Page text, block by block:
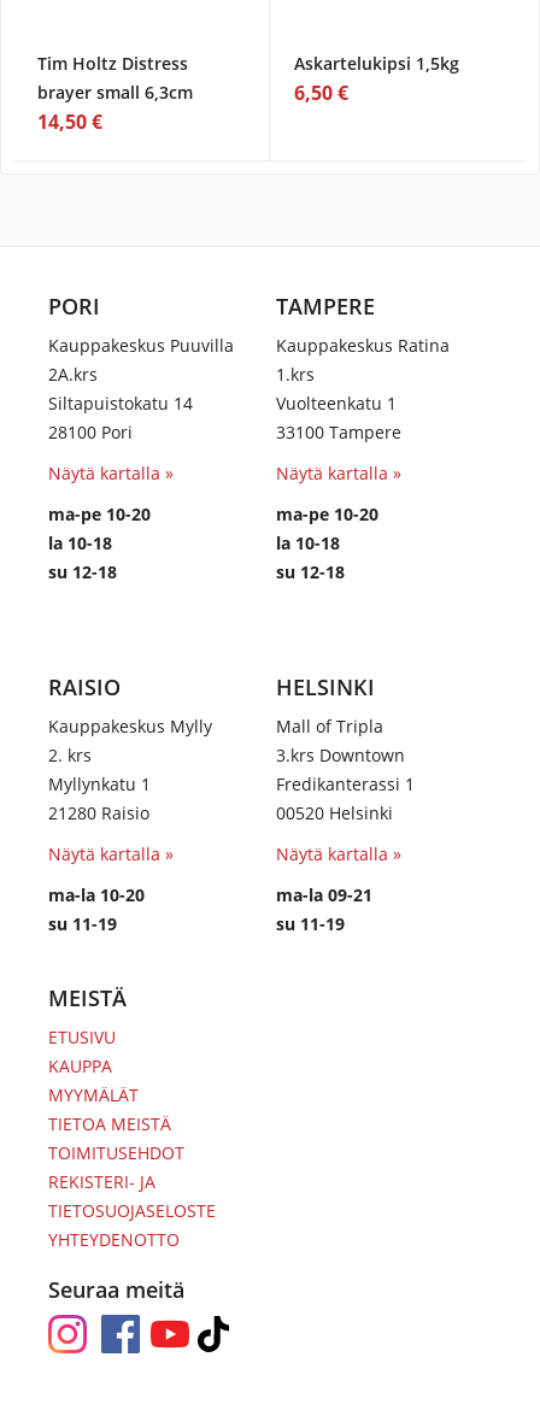
Tim Holtz Distress
brayer small 6,3cm
14,50 €
Askartelukipsi 1,5kg
6,50 €
PORI
Kauppakeskus Puuvilla
2A.krs
Siltapuistokatu 14
28100 Pori
Näytä kartalla »
ma-pe 10-20
la 10-18
su 12-18
TAMPERE
Kauppakeskus Ratina
1.krs
Vuolteenkatu 1
33100 Tampere
Näytä kartalla »
ma-pe 10-20
la 10-18
su 12-18
RAISIO
Kauppakeskus Mylly
2. krs
Myllynkatu 1
21280 Raisio
Näytä kartalla »
ma-la 10-20
su 11-19
HELSINKI
Mall of Tripla
3.krs Downtown
Fredikanterassi 1
00520 Helsinki
Näytä kartalla »
ma-la 09-21
su 11-19
MEISTÄ
ETUSIVU
KAUPPA
MYYMÄLÄT
TIETOA MEISTÄ
TOIMITUSEHDOT
REKISTERI- JA
TIETOSUOJASELOSTE
YHTEYDENOTTO
Seuraa meitä